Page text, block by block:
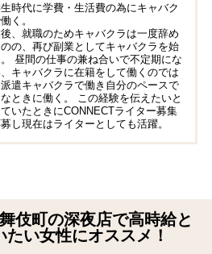
時代に学費・生活費の為にキャバク
く。
、就職のためキャバクラは一度辞め
の、再び副業としてキャバクラを始
昼間の仕事の兼ね合いで不定期にな
キャバクラに在籍をして働くのでは
遣キャバクラで働き自分のペースで
ときに働く。 この経験を伝えたいと
いたときにCONNECTライター募集
し現在はライターとしても活躍。
伎町の深夜店で高時給と
い女性にオススメ！